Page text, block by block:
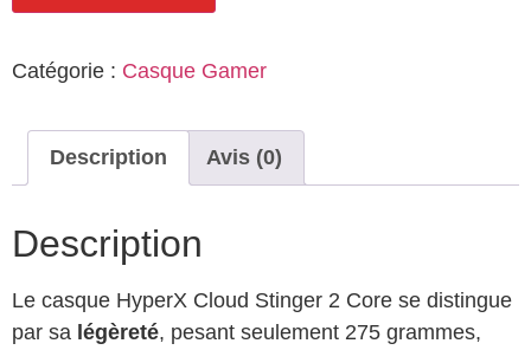
Catégorie : Casque Gamer
Description Avis (0)
Description
Le casque HyperX Cloud Stinger 2 Core se distingue
par sa légèreté, pesant seulement 275 grammes,